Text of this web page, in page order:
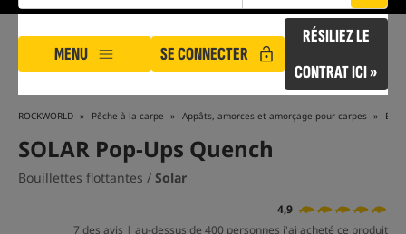
MENU SE CONNECTER
RÉSILIEZ LE
CONTRAT ICI »
ROCKWORLD Pêche à la carpe Appâts, amorces et amorçage pour carpes
SOLAR Pop-Ups Quench
Bouillettes flottantes / Solar
4,9
7 des avis | au-dessus de 400 personnes j'ai acheté ce produit